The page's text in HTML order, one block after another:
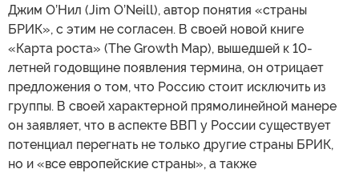
Джим О’Нил (Jim O’Neill), автор понятия «страны
БРИК», с этим не согласен. В своей новой книге
«Карта роста» (The Growth Map), вышедшей к 10-
летней годовщине появления термина, он отрицает
предложения о том, что Россию стоит исключить из
группы. В своей характерной прямолинейной манере
он заявляет, что в аспекте ВВП у России существует
потенциал перегнать не только другие страны БРИК,
но и «все европейские страны», а также